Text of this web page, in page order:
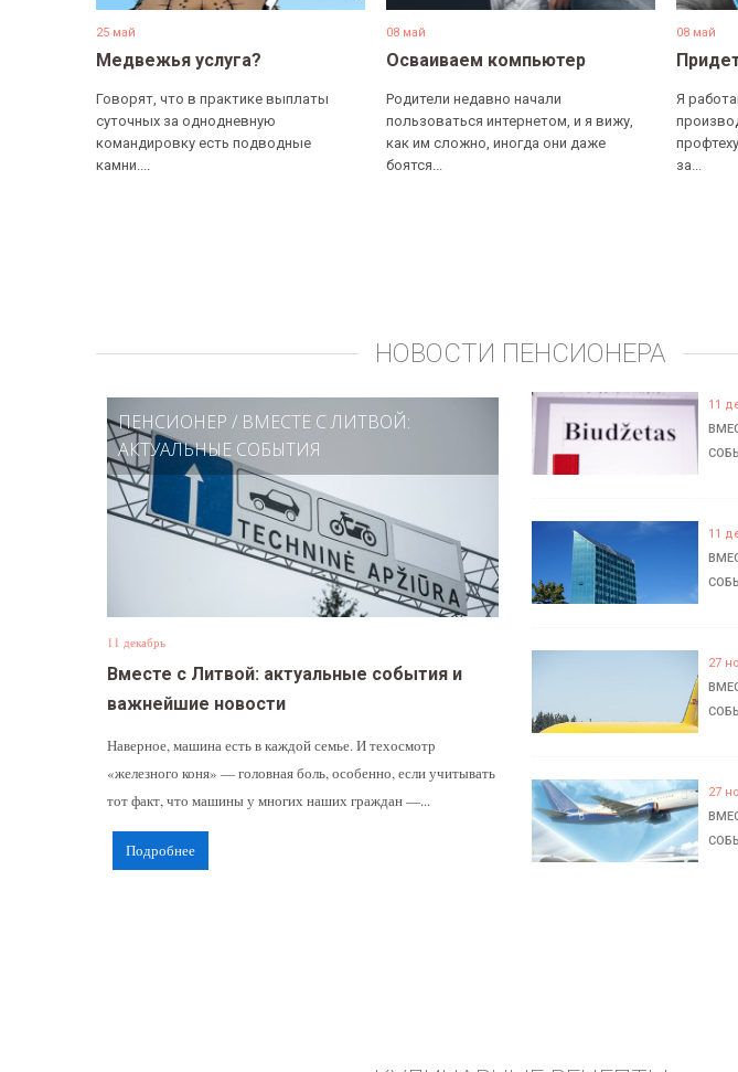
25 май
Медвежья услуга?
Говорят, что в практике выплаты
суточных за однодневную
командировку есть подводные
камни....
08 май
Осваиваем компьютер
Родители недавно начали
пользоваться интернетом, и я вижу,
как им сложно, иногда они даже
боятся...
08 май
Я
за...
НОВОСТИ ПЕНСИОНЕРА
ПЕНСИОНЕР / ВМЕСТЕ С ЛИТВОЙ:
АКТУАЛЬНЫЕ СОБЫТИЯ
11 декабрь
Вместе с Литвой: актуальные события и
важнейшие новости
Наверное, машина есть в каждой семье. И техосмотр
«железного коня» — головная боль, особенно, если учитывать
тот факт, что машины у многих наших граждан —...
Подробнее
11
11
27
27